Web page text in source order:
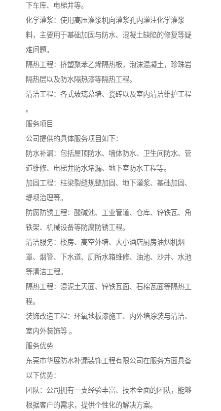
下车库、电梯井等。
化学灌浆：使用高压灌浆机向灌浆孔内灌注化学灌浆
料，主要用于基础加固与防水、混凝土缺陷的修复等疑
难问题。
隔热工程：挤塑聚苯乙烯隔热板，泡沫混凝土，珍珠岩
隔热层以及防水隔热漆等隔热工程。
清洁工程：各式玻璃幕墙、瓷砖以及室内清洁维护工程
。
服务项目
公司提供的具体服务项目如下：
防水补漏：包括屋顶防水、墙体防水、卫生间防水、管
道维修、电梯井防水堵漏、地下室防水工程等。
加固工程：柱梁裂缝规整加固、地下灌浆、基础加固、
堤坝治理等。
防腐防锈工程：酸碱池、工业管道、仓库、锌铁瓦、角
铁架、机械设备等防腐防锈工程。
清洁服务：楼房、高空外墙、大小酒店厨房油烟机烟
罩、烟管、下水道、厕所水箱维修、油池、沙井、水池
等清洁工程。
隔热工程：混泥土天面、锌铁瓦面、石棉瓦面等隔热工
程。
装饰改造工程：环氧地板漆施工、内外墙涂装与清洁、
室内外装饰等 。
服务优势
东莞市华展防水补漏装饰工程有限公司在服务方面具备
以下优势：
团队：公司拥有一支经验丰富、技术全面的团队，能够
根据客户的需求，提供个性化的解决方案。